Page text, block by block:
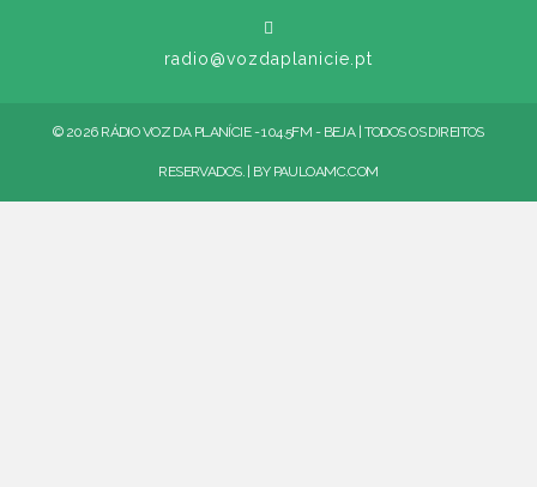
radio@vozdaplanicie.pt
© 2026 RÁDIO VOZ DA PLANÍCIE - 104.5FM - BEJA | TODOS OS DIREITOS
RESERVADOS. | BY PAULOAMC.COM